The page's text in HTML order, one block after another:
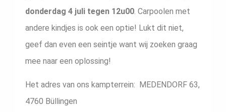
donderdag 4 juli tegen 12u00 . Carpoolen met
andere kindjes is ook een optie! Lukt dit niet,
geef dan even een seintje want wij zoeken graag
mee naar een oplossing!
Het adres van ons kampterrein: MEDENDORF 63,
4760 Büllingen